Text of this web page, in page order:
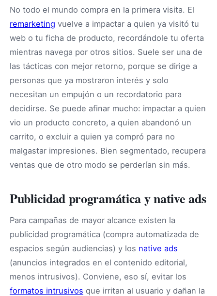
No todo el mundo compra en la primera visita. El
remarketing vuelve a impactar a quien ya visitó tu
web o tu ficha de producto, recordándole tu oferta
mientras navega por otros sitios. Suele ser una de
las tácticas con mejor retorno, porque se dirige a
personas que ya mostraron interés y solo
necesitan un empujón o un recordatorio para
decidirse. Se puede afinar mucho: impactar a quien
vio un producto concreto, a quien abandonó un
carrito, o excluir a quien ya compró para no
malgastar impresiones. Bien segmentado, recupera
ventas que de otro modo se perderían sin más.
Publicidad programática y native ads
Para campañas de mayor alcance existen la
publicidad programática (compra automatizada de
espacios según audiencias) y los native ads
(anuncios integrados en el contenido editorial,
menos intrusivos). Conviene, eso sí, evitar los
formatos intrusivos que irritan al usuario y dañan la